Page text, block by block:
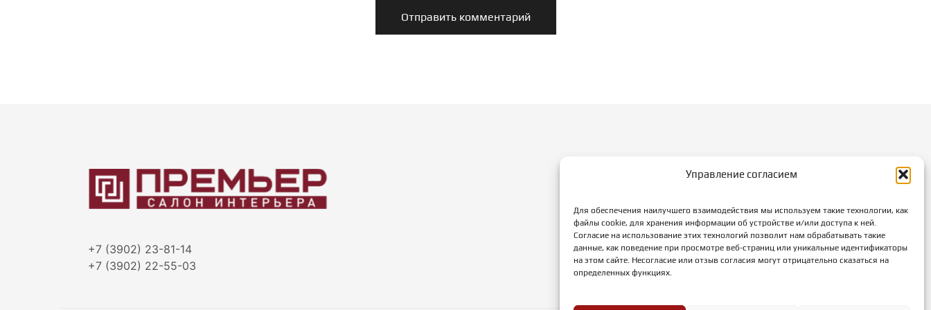
Управление согласием
Для обеспечения наилучшего взаимодействия мы используем такие технологии, как
файлы cookie, для хранения информации об устройстве и/или доступа к ней.
Согласие на использование этих технологий позволит нам обрабатывать такие
данные, как поведение при просмотре веб-страниц или уникальные идентификаторы
на этом сайте. Несогласие или отзыв согласия могут отрицательно сказаться на
определенных функциях.
+7 (3902) 23-81-14
+7 (3902) 22-55-03
Режим работы:
пн-пт: с 10-00 до 19-00
суббота: с 10-00 до 18-00
вс: выходной